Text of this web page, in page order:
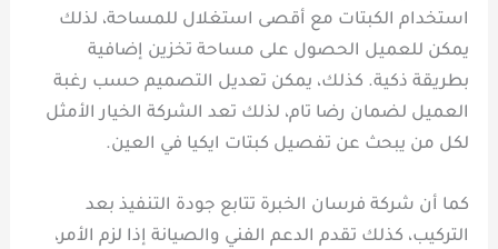
استخدام الكبتات مع أقصى استغلال للمساحة، لذلك
يمكن للعميل الحصول على مساحة تخزين إضافية
بطريقة ذكية. كذلك، يمكن تعديل التصميم حسب رغبة
العميل لضمان رضا تام، لذلك تعد الشركة الخيار الأمثل
لكل من يبحث عن تفصيل كبتات ايكيا في العين.
كما أن شركة فرسان الخبرة تتابع جودة التنفيذ بعد
التركيب، كذلك تقدم الدعم الفني والصيانة إذا لزم الأمر،